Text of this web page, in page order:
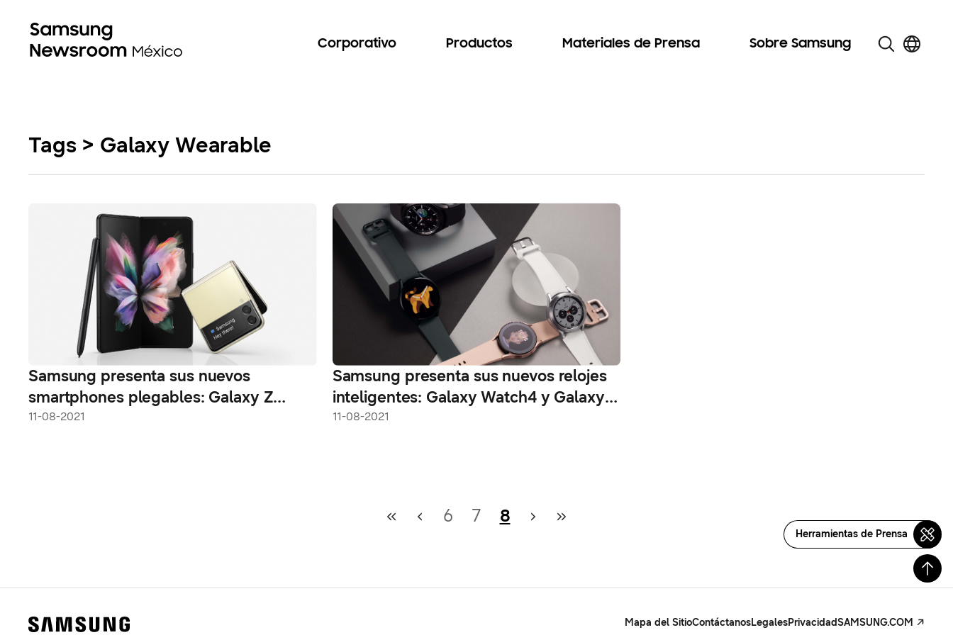
Corporativo Productos Materiales de Prensa Sobre Samsung
Tags > Galaxy Wearable
Samsung presenta sus nuevos
smartphones plegables: Galaxy Z
Fold3 5G y Galaxy Z Flip3 5G
11-08-2021
Samsung presenta sus nuevos relojes
inteligentes: Galaxy Watch4 y Galaxy
Watch4 Classic
11-08-2021
6 7 8
Herramientas de Prensa
Mapa del SitioContáctanosLegalesPrivacidadSAMSUNG.COM